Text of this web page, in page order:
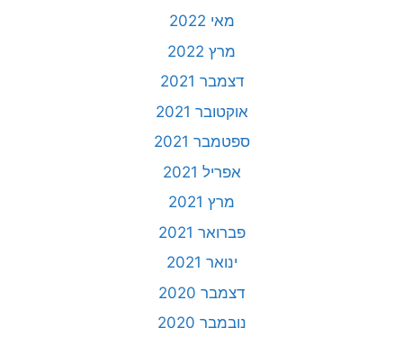
מאי 2022
מרץ 2022
דצמבר 2021
אוקטובר 2021
ספטמבר 2021
אפריל 2021
מרץ 2021
פברואר 2021
ינואר 2021
דצמבר 2020
נובמבר 2020